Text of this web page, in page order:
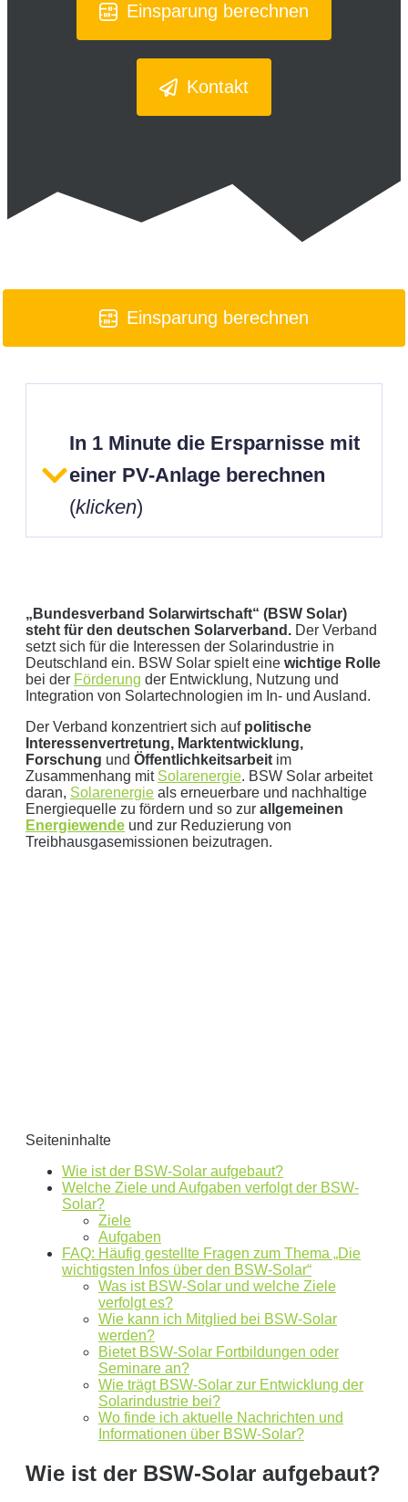
Einsparung berechnen
Kontakt
Einsparung berechnen
In 1 Minute die Ersparnisse mit
einer PV-Anlage berechnen
(klicken)
Geben Sie hier Ihren jährlichen Stromverbrauch an
kWh
Wir empfehlen: kWp Anlage sowie einenkWp
Speicher.
Aktuellen Strompreis anpassen
€/kWh
Hinweis:Dies ist eine Beispielrechnung
Jetzt unverbindliches Angebot erhalten
Bitte lasse dieses Feld leer.
Mit dem Absenden erklären Sie sich mit derDatenverarbeitung
einverstanden. Wir geben Ihre Daten nicht ohne Ihre ausdrückliche
Zustimmung an Dritte weiter. Wir verwenden Ihre Daten nicht zu
Werbezwecken in Form von Newslettern oder sonstigen
REGIONAL. PERSÖNLICH. TYPISCH
„Bundesverband Solarwirtschaft“ (BSW Solar)
steht für den deutschen Solarverband. Der Verband
setzt sich für die Interessen der Solarindustrie in
Deutschland ein. BSW Solar spielt eine wichtige Rolle
bei der Förderung der Entwicklung, Nutzung und
Integration von Solartechnologien im In- und Ausland.
Der Verband konzentriert sich auf politische
Interessenvertretung, Marktentwicklung,
Forschung und Öffentlichkeitsarbeit im
Zusammenhang mit Solarenergie. BSW Solar arbeitet
daran, Solarenergie als erneuerbare und nachhaltige
Energiequelle zu fördern und so zur allgemeinen
Energiewende und zur Reduzierung von
Treibhausgasemissionen beizutragen.
Seiteninhalte
Wie ist der BSW-Solar aufgebaut?
Welche Ziele und Aufgaben verfolgt der BSW-
Solar?
Ziele
Aufgaben
FAQ: Häufig gestellte Fragen zum Thema „Die
wichtigsten Infos über den BSW-Solar“
Was ist BSW-Solar und welche Ziele
verfolgt es?
Wie kann ich Mitglied bei BSW-Solar
werden?
Bietet BSW-Solar Fortbildungen oder
Seminare an?
Wie trägt BSW-Solar zur Entwicklung der
Solarindustrie bei?
Wo finde ich aktuelle Nachrichten und
Informationen über BSW-Solar?
Wie ist der BSW-Solar aufgebaut?